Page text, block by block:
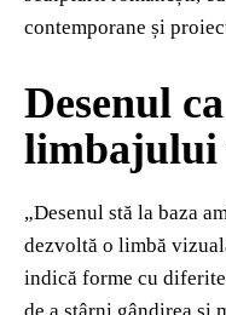
contemporane și
Desenul
limbajului
„Desenul stă la baza
dezvoltă o limbă
indică forme cu
de a stârni gândirea și